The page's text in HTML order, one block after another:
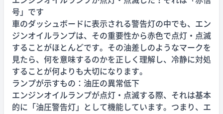
号」です
車のダッシュボードに表示される警告灯の中でも、エン
ジンオイルランプは、その重要性から赤色で点灯・点滅
することがほとんどです。その油差しのようなマークを
見たら、何を意味するのかを正しく理解し、冷静に対処
することが何よりも大切になります。
ランプが示すもの：油圧の異常低下
エンジンオイルランプが点灯・点滅する際、それは基本
的に「油圧警告灯」として機能しています。つまり、エ